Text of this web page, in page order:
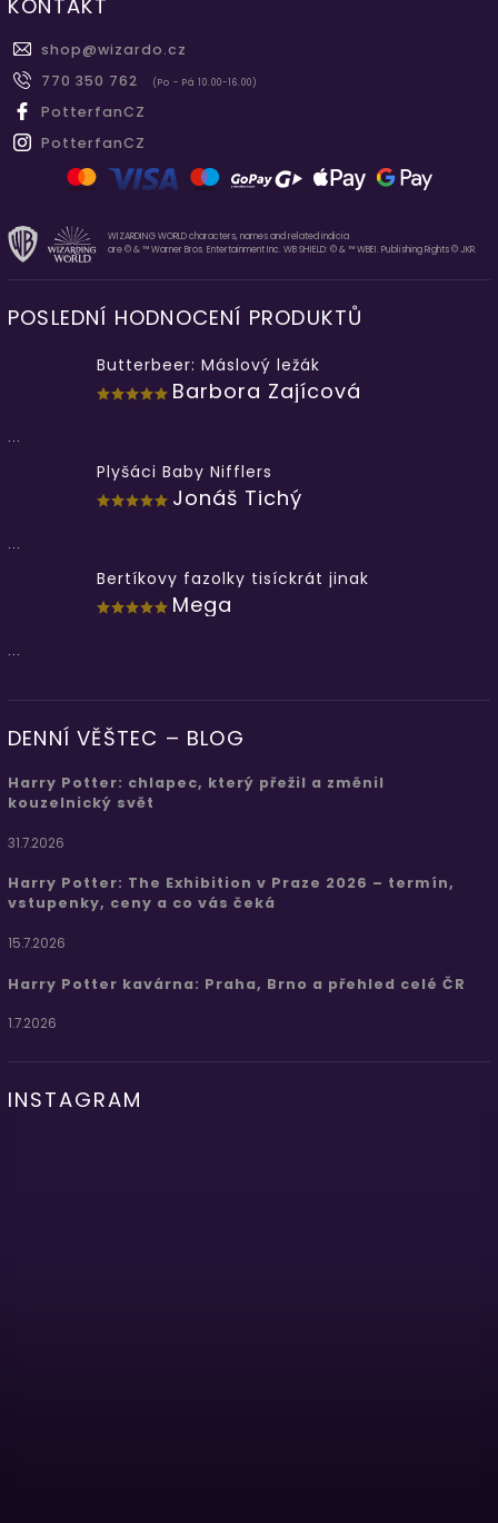
KONTAKT
shop@wizardo.cz
770 350 762
(Po - Pá 10.00-16.00)
PotterfanCZ
PotterfanCZ
WIZARDING WORLD characters, names and related indicia
are © & ™ Warner Bros. Entertainment Inc. WB SHIELD: © & ™ WBEI. Publishing Rights © JKR.
POSLEDNÍ HODNOCENÍ PRODUKTŮ
Butterbeer: Máslový ležák
Barbora Zajícová
...
Plyšáci Baby Nifflers
Jonáš Tichý
...
Bertíkovy fazolky tisíckrát jinak
Mega
...
DENNÍ VĚŠTEC – BLOG
Harry Potter: chlapec, který přežil a změnil
kouzelnický svět
31.7.2026
Harry Potter: The Exhibition v Praze 2026 – termín,
vstupenky, ceny a co vás čeká
15.7.2026
Harry Potter kavárna: Praha, Brno a přehled celé ČR
1.7.2026
INSTAGRAM